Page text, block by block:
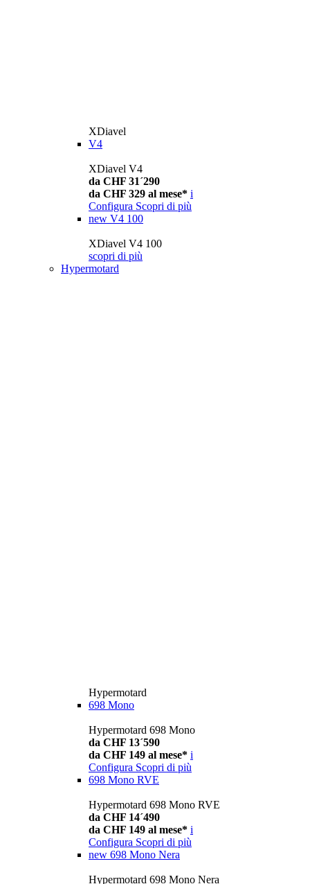
XDiavel
V4
XDiavel V4
da CHF 31´290
da CHF 329 al mese* i
Configura Scopri di più
new V4 100
XDiavel V4 100
scopri di più
Hypermotard
Hypermotard
698 Mono
Hypermotard 698 Mono
da CHF 13´590
da CHF 149 al mese* i
Configura Scopri di più
698 Mono RVE
Hypermotard 698 Mono RVE
da CHF 14´490
da CHF 149 al mese* i
Configura Scopri di più
new 698 Mono Nera
Hypermotard 698 Mono Nera